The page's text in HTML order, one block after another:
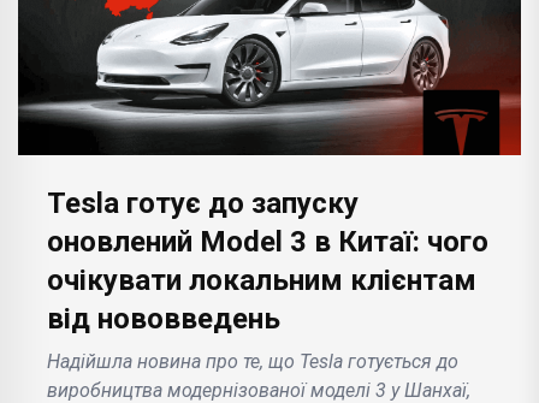
Tesla готує до запуску
оновлений Model 3 в Китаї: чого
очікувати локальним клієнтам
від нововведень
Надійшла новина про те, що Tesla готується до
виробництва модернізованої моделі 3 у Шанхаї,